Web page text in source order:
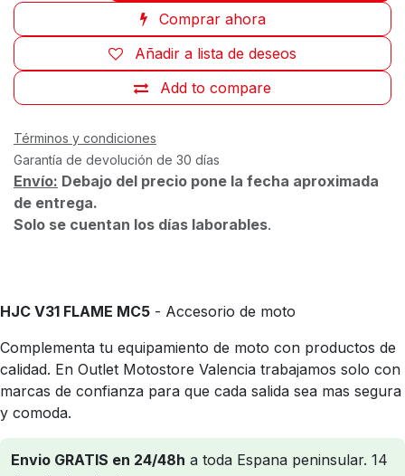
Comprar ahora
Add to compare
Añadir a lista de deseos
Términos y condiciones
Garantía de devolución de 30 días
Envío: Debajo del precio pone la fecha aproximada
de entrega.
Solo se cuentan los días laborables.
HJC V31 FLAME MC5 - Accesorio de moto
Complementa tu equipamiento de moto con productos de
calidad. En Outlet Motostore Valencia trabajamos solo con
marcas de confianza para que cada salida sea mas segura
y comoda.
Envio GRATIS en 24/48h a toda Espana peninsular. 14